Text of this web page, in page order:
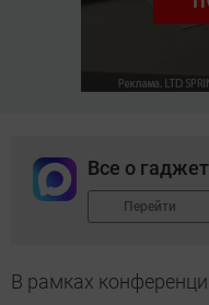
Все о
Перейти
В рамках